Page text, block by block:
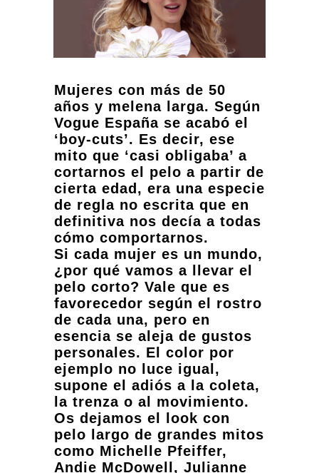
Mujeres con más de 50
años y melena larga. Según
Vogue España se acabó el
‘boy-cuts’. Es decir, ese
mito que ‘casi obligaba’ a
cortarnos el pelo a partir de
cierta edad, era una especie
de regla no escrita que en
definitiva nos decía a todas
cómo comportarnos.
Si cada mujer es un mundo,
¿por qué vamos a llevar el
pelo corto? Vale que es
favorecedor según el rostro
de cada una, pero en
esencia se aleja de gustos
personales. El color por
ejemplo no luce igual,
supone el adiós a la coleta,
la trenza o al movimiento.
Os dejamos el look con
pelo largo de grandes mitos
como Michelle Pfeiffer,
Andie McDowell, Julianne